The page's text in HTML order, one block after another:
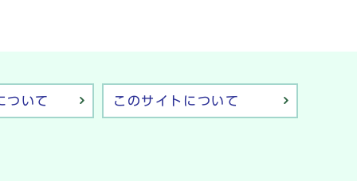
ついて このサイトについて